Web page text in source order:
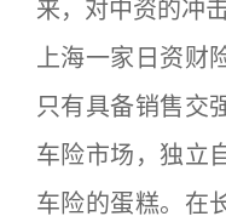
来，对中资的冲
上海一家日资财
只有具备销售交
车险市场，独立
车险的蛋糕。在